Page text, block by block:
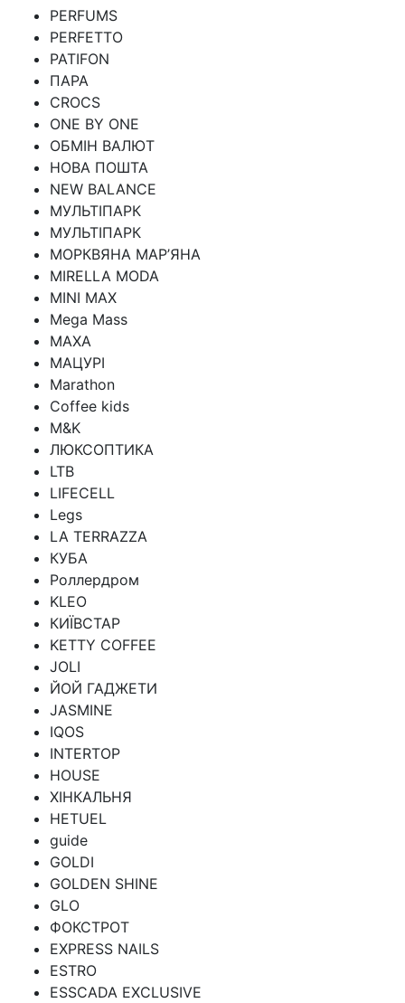
PERFUMS
PERFETTO
PATIFON
ПАРА
CROCS
ONE BY ONE
ОБМІН ВАЛЮТ
НОВА ПОШТА
NEW BALANCE
МУЛЬТІПАРК
МУЛЬТІПАРК
МОРКВЯНА МАР’ЯНА
MIRELLA MODA
MINI MAX
Mega Mass
MAXA
МАЦУРІ
Marathon
Coffee kids
M&K
ЛЮКСОПТИКА
LTB
LIFECELL
Legs
LA TERRAZZA
КУБА
Роллердром
KLEO
КИЇВСТАР
KETTY COFFEE
JOLI
ЙОЙ ГАДЖЕТИ
JASMINE
IQOS
INTERTOP
HOUSE
ХІНКАЛЬНЯ
HETUEL
guide
GOLDI
GOLDEN SHINE
GLO
ФОКСТРОТ
EXPRESS NAILS
ESTRO
ESSCADA EXCLUSIVE